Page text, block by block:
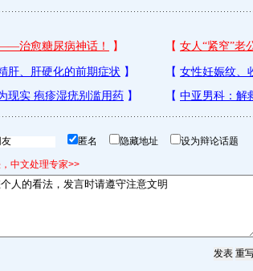
匿名 隐藏地址 设为辩论话题
中文处理专家>>